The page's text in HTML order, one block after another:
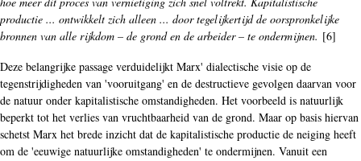
productie ... ontwikkelt zich alleen ... door tegelijkertijd de oorspronkelijke
bronnen van alle rijkdom – de grond en de arbeider – te ondermijnen. [6]
Deze belangrijke passage verduidelijkt Marx' dialectische visie op de
tegenstrijdigheden van 'vooruitgang' en de destructieve gevolgen daarvan voor
de natuur onder kapitalistische omstandigheden. Het voorbeeld is natuurlijk
beperkt tot het verlies van vruchtbaarheid van de grond. Maar op basis hiervan
schetst Marx het brede inzicht dat de kapitalistische productie de neiging heeft
om de 'eeuwige natuurlijke omstandigheden' te ondermijnen. Vanuit een